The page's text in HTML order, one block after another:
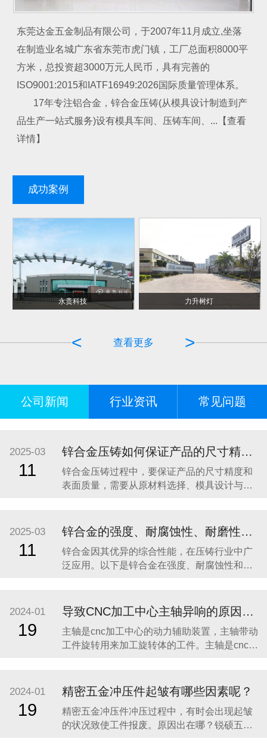
东莞达金五金制品有限公司，于2007年11月成立,坐落
在制造业名城广东省东莞市虎门镇，工厂总面积8000平
方米，总投资超3000万元人民币，具有完善的
ISO9001:2015和IATF16949:2026国际质量管理体系。
17年专注铝合金，锌合金压铸(从模具设计制造到产
品生产一站式服务)设有模具车间、压铸车间、...【查看
详情】
成功案例
永贵科技 力升树灯
>
查看更多
<
公司新闻 行业资讯 常见问题
2025-03
11
锌合金压铸如何保证产品的尺寸精度和表面质量？
锌合金压铸过程中，要保证产品的尺寸精度和
表面质量，需要从原材料选择、模具设计与制
一、原材料选择 选择高质量的锌合金原材料：
锌合金的成分对压铸件的性能和质量有直接影
响。应选用纯度高、杂质含量低的锌合金原
料，通
2025-03
11
锌合金的强度、耐腐蚀性、耐磨性如何？
锌合金因其优异的综合性能，在压铸行业中广
泛应用。以下是锌合金在强度、耐腐蚀性和耐
的锌合金强度有所差异： Zamak 系列：
Zamak 2 和 Zamak 5 的强度较高，抗拉强度通
常在 3
2024-01
19
导致CNC加工中心主轴异响的原因有哪些
主轴是cnc加工中心的动力辅助装置，主轴带动
工件旋转用来加工旋转体的工件。主轴是cnc加
员和维修人员必须掌握的基本知识。 在操作cnc
加工中心时，主轴难免会出现一些故障，具体
是什么原因导致的呢？ 不同种
2024-01
19
精密五金冲压件起皱有哪些因素呢？
精密五金冲压件冲压过程中，有时会出现起皱
的状况致使工件报废。原因出在哪？锐硕五金